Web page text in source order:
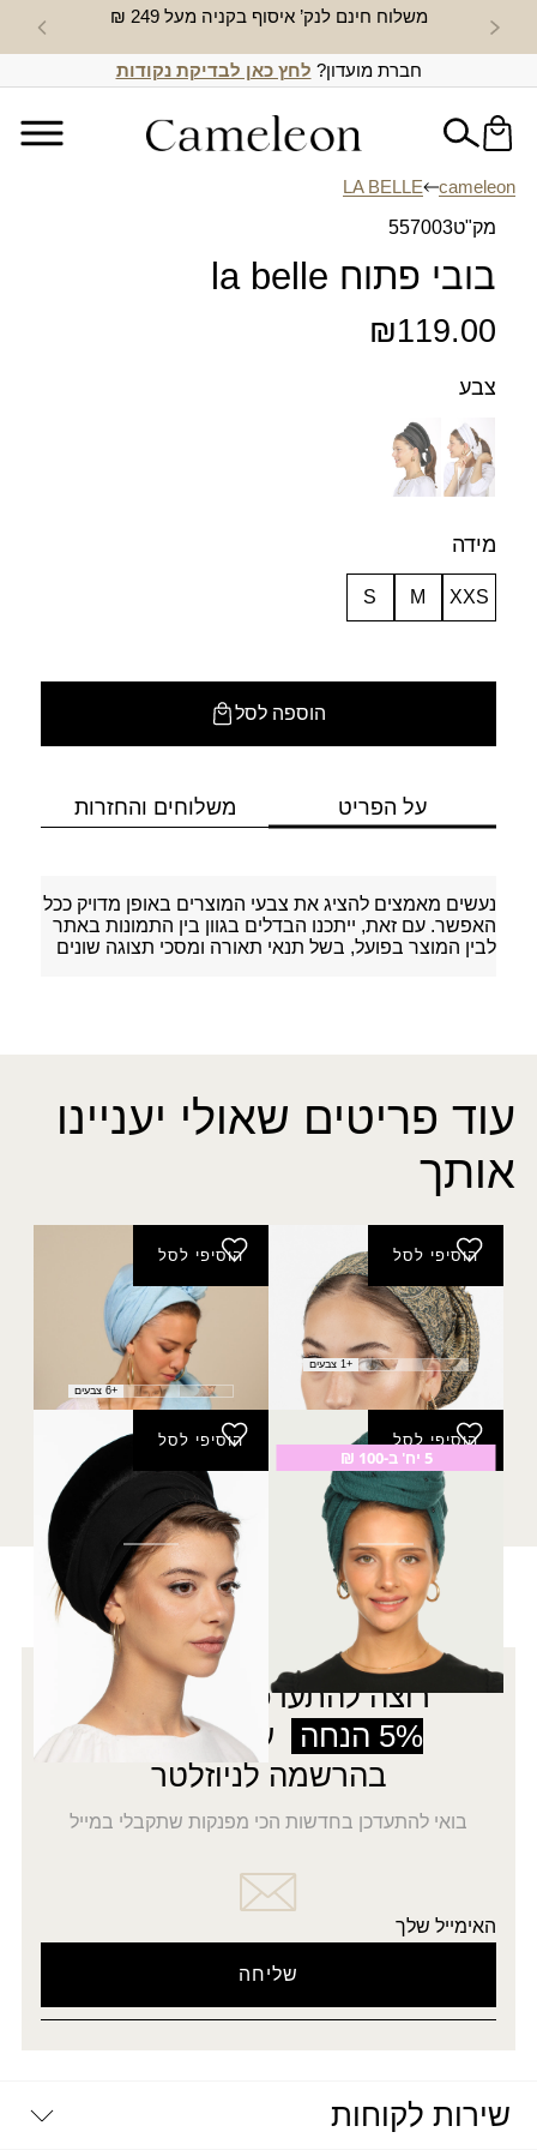
משלוח חינם לנק’ איסוף בקניה מעל 249 ₪ חדש
חברת מועדון? לחץ כאן לבדיקת נקודות
cameleon
LA BELLE
מק"ט557003
בובי פתוח la belle
₪119.00
צבע
מידה
XXS
M
S
הוספה לסל
על הפריט משלוחים והחזרות
נעשים מאמצים להציג את צבעי המוצרים באופן מדויק ככל
האפשר. עם זאת, ייתכנו הבדלים בגוון בין התמונות באתר
לבין המוצר בפועל, בשל תנאי תאורה ומסכי תצוגה שונים
עוד פריטים שאולי יעניינו
אותך
הוסיפי לסל
פשמינה הדסה
₪40.00
+1 צבעים
הוסיפי לסל
מטפחת קימל
(מרובעת)
₪50.00
+6 צבעים
5 יח' ב-100 ₪
הוסיפי לסל
צעיף נטופה
₪ 30.00
הוסיפי לסל
בובי פתוח שחור
₪
–₪99.00
טווח
מחירים:
עד
רוצה להתעדכן לפני כולן?
5% הנחה
על כל האתר
בהרשמה לניוזלטר
בואי להתעדכן בחדשות הכי מפנקות שתקבלי במייל
האימייל שלך
שירות לקוחות